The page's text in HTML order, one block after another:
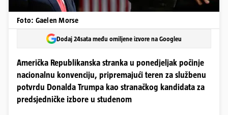
Foto: Gaelen Morse
Dodaj 24sata među omiljene izvore na Googleu
Američka Republikanska stranka u ponedjeljak počinje
nacionalnu konvenciju, pripremajući teren za službenu
potvrdu Donalda Trumpa kao stranačkog kandidata za
predsjedničke izbore u studenom